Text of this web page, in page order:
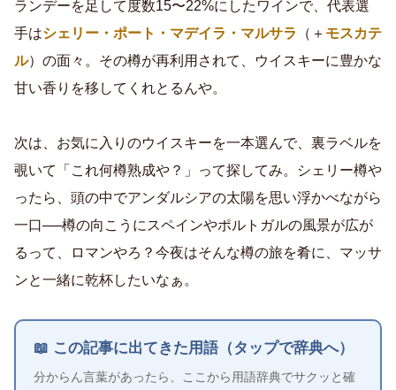
ランデーを足して度数15〜22%にしたワインで、代表選
手はシェリー・ポート・マデイラ・マルサラ （＋ モスカテ
ル）の面々。その樽が再利用されて、ウイスキーに豊かな
甘い香りを移してくれとるんや。
次は、お気に入りのウイスキーを一本選んで、裏ラベルを
覗いて「これ何樽熟成や？」って探してみ。シェリー樽や
ったら、頭の中でアンダルシアの太陽を思い浮かべながら
一口──樽の向こうにスペインやポルトガルの風景が広が
るって、ロマンやろ？今夜はそんな樽の旅を肴に、マッサ
ンと一緒に乾杯したいなぁ。
📖 この記事に出てきた用語（タップで辞典へ）
分からん言葉があったら、ここから用語辞典でサクッと確